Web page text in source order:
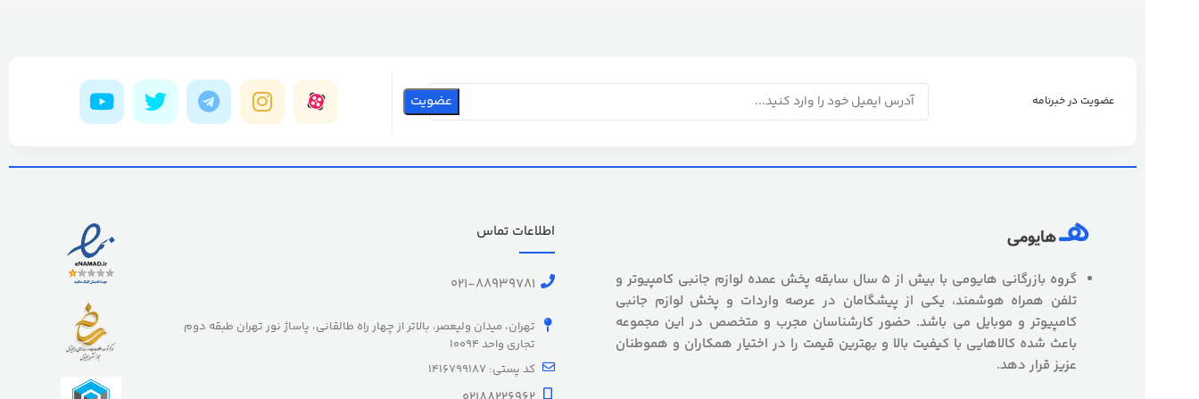
عضویت در خبرنامه
گروه بازرگانی هایومی با بیش از 5 سال سابقه پخش عمده لوازم جانبی کامپیوتر و
تلفن همراه هوشمند، یکی از پیشگامان در عرصه واردات و پخش لوازم جانبی
کامپیوتر و موبایل می باشد. حضور کارشناسان مجرب و متخصص در این مجموعه
باعث شده کالاهایی با کیفیت بالا و بهترین قیمت را در اختیار همکاران و هموطنان
عزیز قرار دهد.
اطلاعات تماس
021-88939781
تهران، میدان ولیعصر، بالاتر از چهار راه طالقانی، پاساژ نور تهران طبقه دوم
تجاری واحد 10094
کد پستی: 1416799187